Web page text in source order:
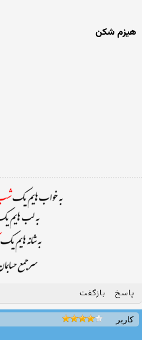
هیزم شکن
پاسخ بازگفت
کاربر